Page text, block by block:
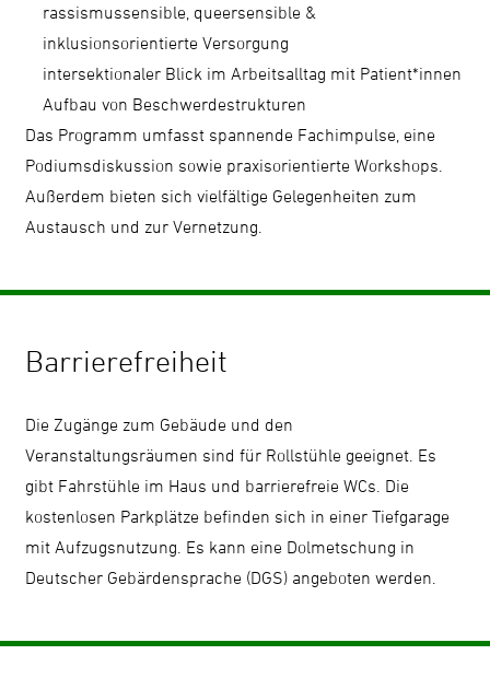
rassismussensible, queersensible &
inklusionsorientierte Versorgung
intersektionaler Blick im Arbeitsalltag mit Patient*innen
Aufbau von Beschwerdestrukturen
Das Programm umfasst spannende Fachimpulse, eine
Podiumsdiskussion sowie praxisorientierte Workshops.
Außerdem bieten sich vielfältige Gelegenheiten zum
Austausch und zur Vernetzung.
Barrierefreiheit
Die Zugänge zum Gebäude und den
Veranstaltungsräumen sind für Rollstühle geeignet. Es
gibt Fahrstühle im Haus und barrierefreie WCs. Die
kostenlosen Parkplätze befinden sich in einer Tiefgarage
mit Aufzugsnutzung. Es kann eine Dolmetschung in
Deutscher Gebärdensprache (DGS) angeboten werden.